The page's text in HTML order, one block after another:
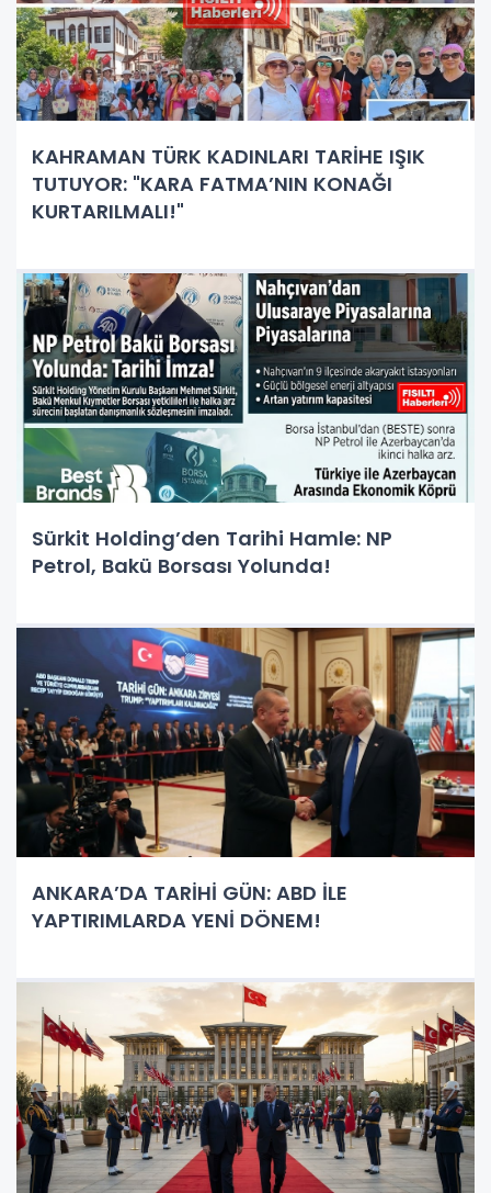
KAHRAMAN TÜRK KADINLARI TARİHE IŞIK
TUTUYOR: "KARA FATMA’NIN KONAĞI
KURTARILMALI!"
Sürkit Holding’den Tarihi Hamle: NP
Petrol, Bakü Borsası Yolunda!
ANKARA’DA TARİHİ GÜN: ABD İLE
YAPTIRIMLARDA YENİ DÖNEM!